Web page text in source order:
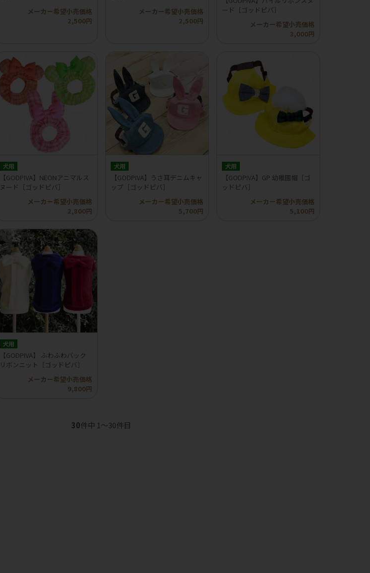
メーカー希望小売価格
2,500円
メーカー希望小売価格
2,500円
ード［ゴッドピバ］
メーカー希望小売価格
3,000円
犬用
【GODPIVA】NEONアニマルス
ヌード［ゴッドピバ］
メーカー希望小売価格
2,800円
犬用
【GODPIVA】うさ耳デニムキャ
ップ［ゴッドピバ］
メーカー希望小売価格
5,700円
犬用
【GODPIVA】GP 幼稚園帽［ゴ
ッドピバ］
メーカー希望小売価格
5,100円
犬用
【GODPIVA】 ふわふわバック
リボンニット［ゴッドピバ］
メーカー希望小売価格
9,800円
30件中 1〜30件目